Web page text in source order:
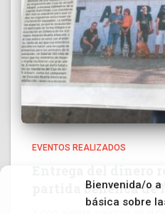
Bienvenida/o
básica sobre
EVENTOS REALIZADOS
partida benéfica de